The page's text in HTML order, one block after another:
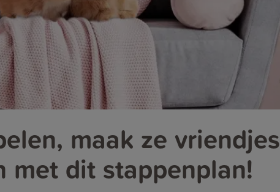
maak ze vriendjes
met dit stappenplan!